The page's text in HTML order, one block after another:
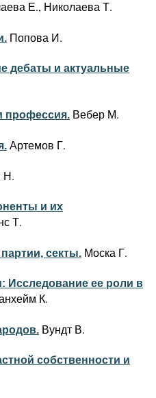
Е., Николаева Т.
Попова И.
дебаты и актуальные
профессия. Вебер М.
Артемов Г.
Н.
и их
Т.
секты. Моска Г.
Исследование ее роли в
К.
Вундт В.
собственности и